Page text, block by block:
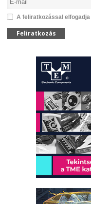
A feliratkozással elfogadja
Feliratkozás